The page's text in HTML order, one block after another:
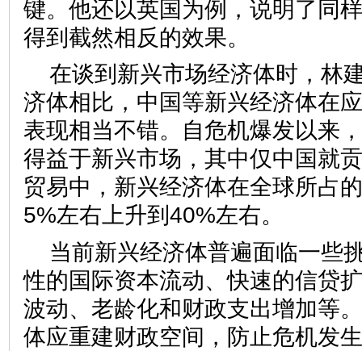
键。他还以英国为例，说明了同
得到截然相反的效果。
在谈到新兴市场经济体时，林
济体相比，中国等新兴经济体在
表现相当不错。自危机爆发以来
得益于新兴市场，其中仅中国就
贸易中，新兴经济体在全球所占
5%左右上升到40%左右。
当前新兴经济体普遍面临一些
性的国际资本流动、快速的信贷
波动、老龄化和财政支出增加等
体应重建财政空间，防止危机发